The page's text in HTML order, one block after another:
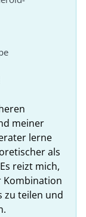
meiner
lerne
als
reizt mich,
Kombination
zu teilen und